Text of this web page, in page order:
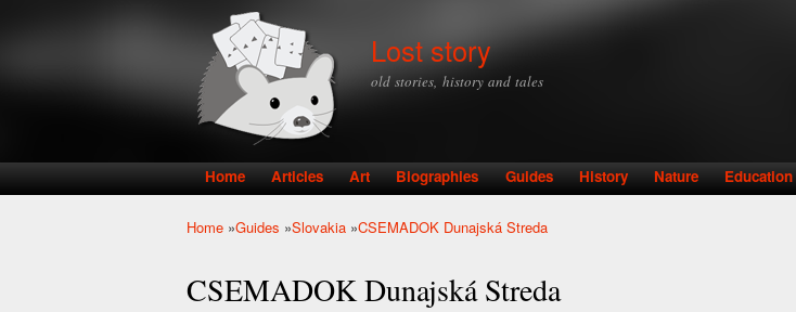
Lost story
old stories, history and tales
Main menu
Home Articles Art Biographies Guides History Nature Education
Home »Guides »Slovakia »CSEMADOK Dunajská Streda
CSEMADOK Dunajská Streda